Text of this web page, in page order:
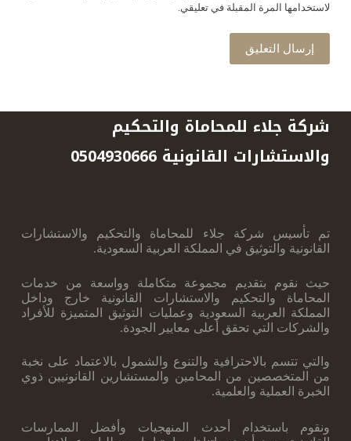
لاستخدامها المرة المقبلة في تعليقي.
إرسال التعليق
شركة جلاء للمحاماة والتحكيم
والاستشارات القانونية 0504930666
تم تأسيس شركة جلاء للمحاماة والتحكيم والاستشارات
القانونية والتوثيق في المملكة العربية ‏السعودية.
حيث نقوم بتقديم مجموعة متكاملة وواسعة من خدمات
المحاماة والتحكيم والاستشارات ‏القانونية خارج وداخل
المملكة العربية السعودية وعمليات التوثيق المتميزة للأفراد
والشركات ‏التي تحقق أعلى معايير الجودة.
والتي تتسم بالاحترافية والتنوع والشمول بالاعتماد على نخبة
‏من المتخصصين من المحامين والمستشارين القانونيين ذوي
الخبرة العملية والعلمية.
ونقوم ‏باستخدام أحدث المنهجيات وأفضل الممارسات